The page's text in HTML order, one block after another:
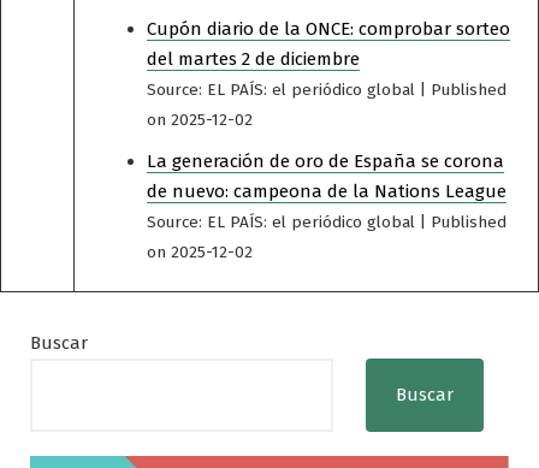
Cupón diario de la ONCE: comprobar sorteo
del martes 2 de diciembre
Source: EL PAÍS: el periódico global
Published
on 2025-12-02
La generación de oro de España se corona
de nuevo: campeona de la Nations League
Source: EL PAÍS: el periódico global
Published
on 2025-12-02
Buscar
Buscar